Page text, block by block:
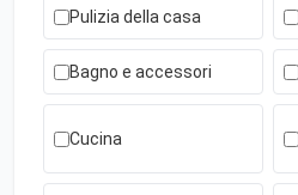
Pulizia della casa
Bagno e accessori
Cucina